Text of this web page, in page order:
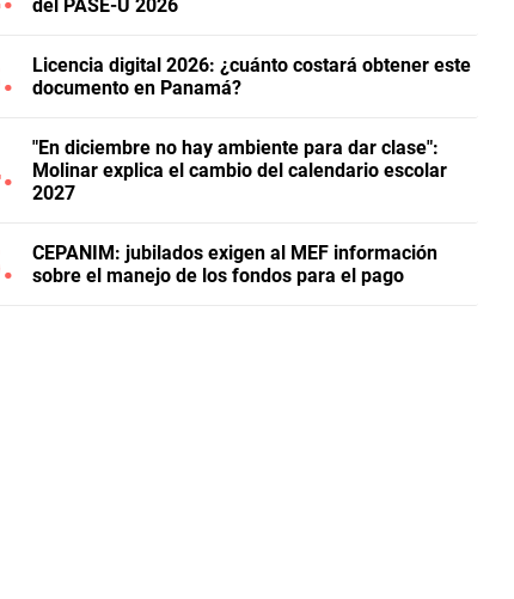
del PASE-U 2026
Licencia digital 2026: ¿cuánto costará obtener este
documento en Panamá?
"En diciembre no hay ambiente para dar clase":
Molinar explica el cambio del calendario escolar
2027
CEPANIM: jubilados exigen al MEF información
sobre el manejo de los fondos para el pago